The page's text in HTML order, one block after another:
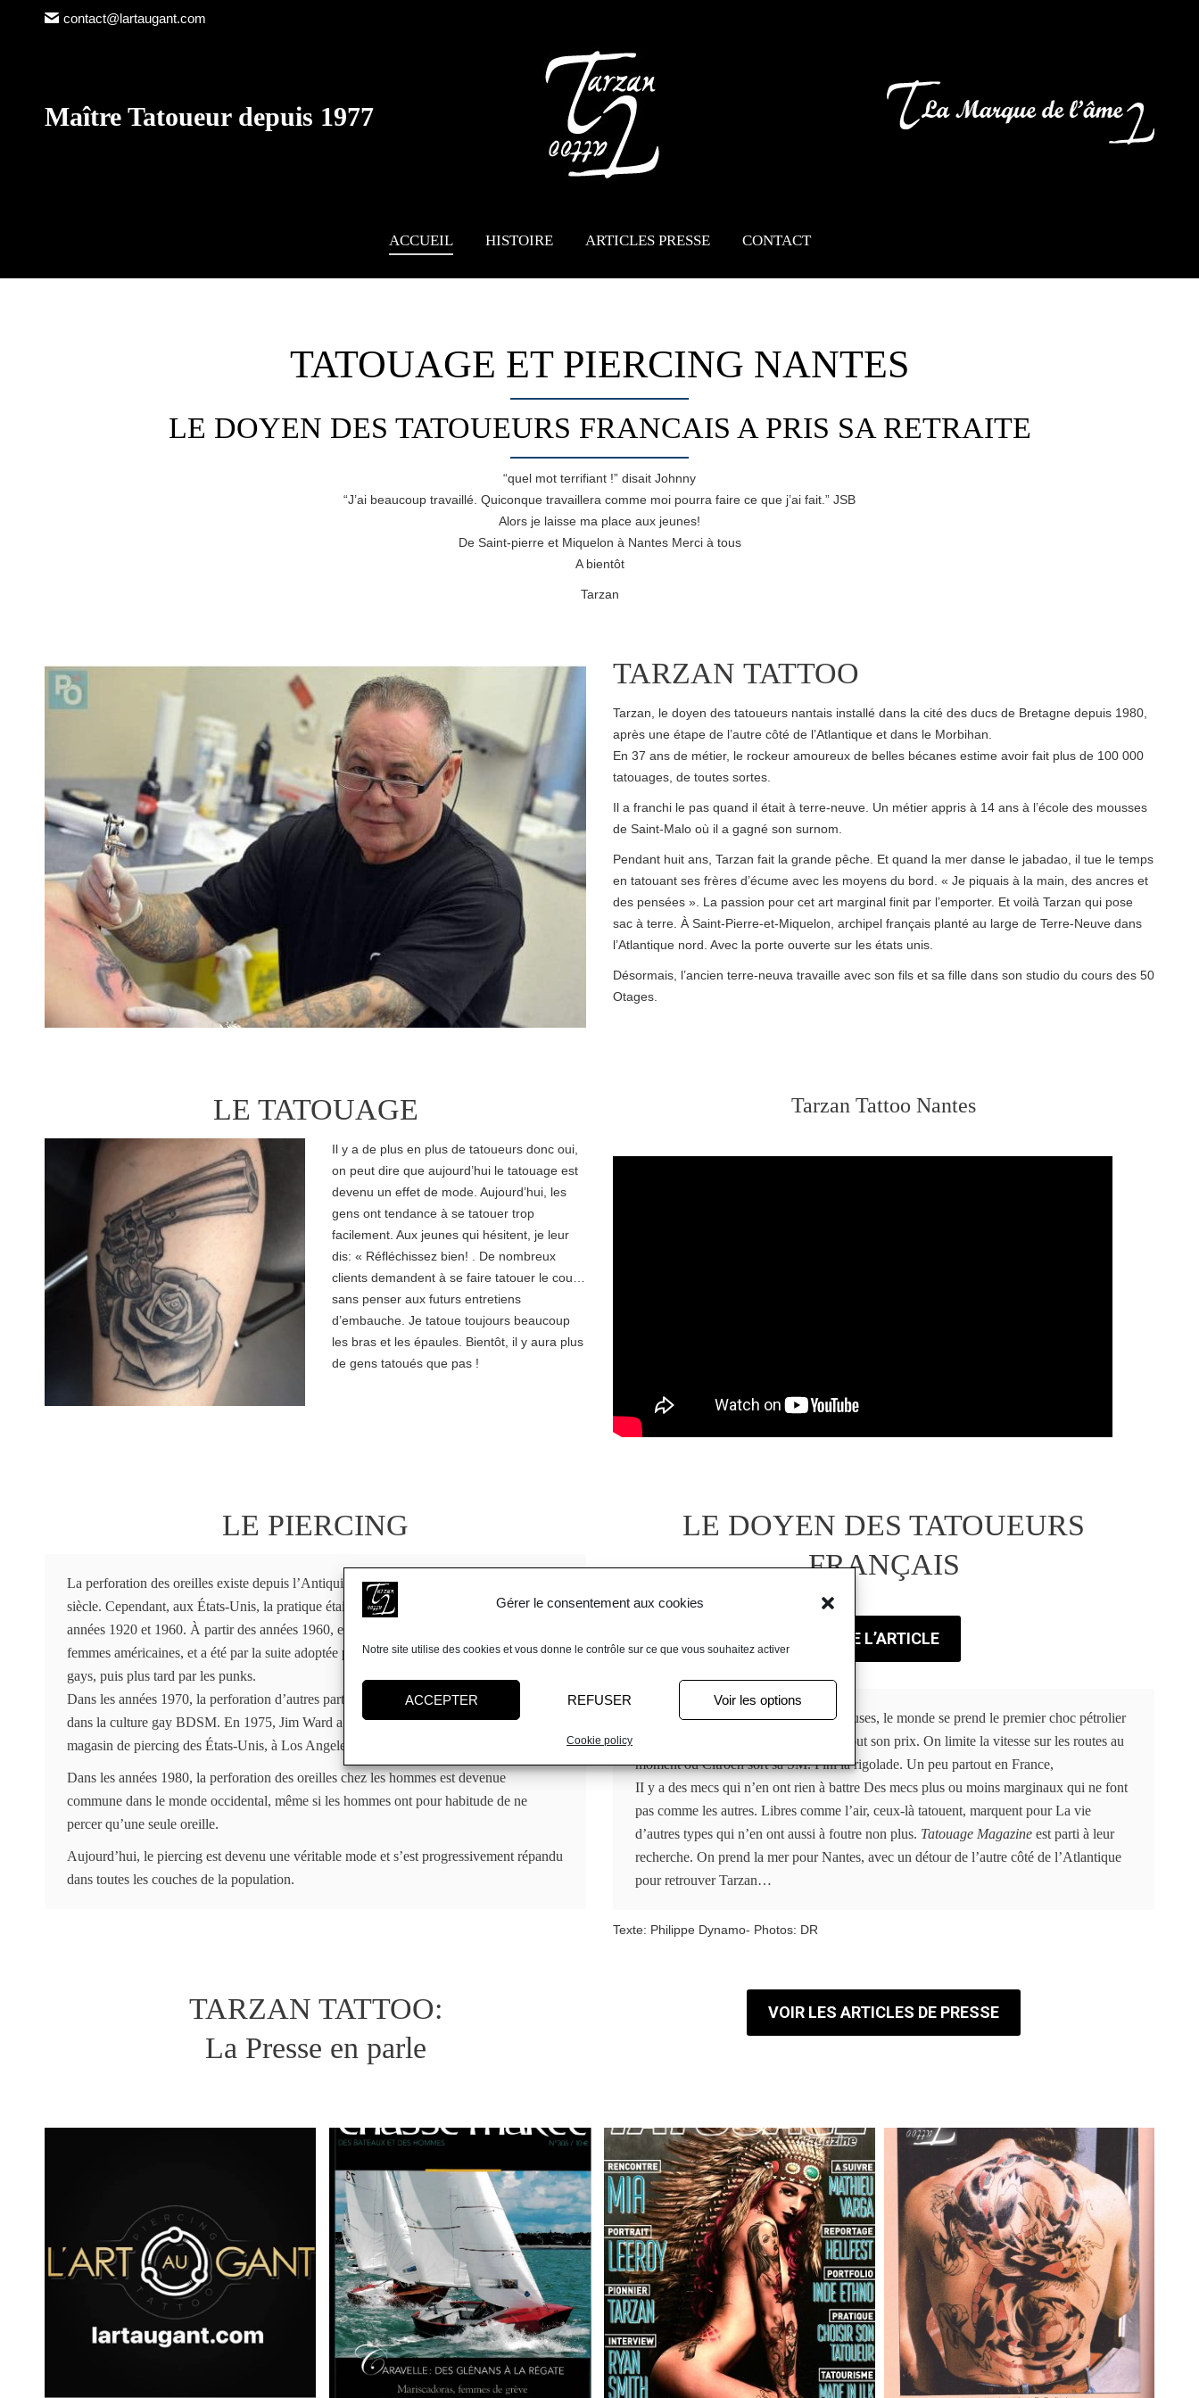
Gérer le consentement aux cookies
Notre site utilise des cookies et vous donne le contrôle sur ce que vous souhaitez activer
ACCEPTER REFUSER Voir les options
Cookie policy
contact@lartaugant.com
Maître Tatoueur depuis 1977
ACCUEIL HISTOIRE ARTICLES PRESSE CONTACT
TATOUAGE ET PIERCING NANTES
LE DOYEN DES TATOUEURS FRANCAIS A PRIS SA RETRAITE
“quel mot terrifiant !” disait Johnny
“J’ai beaucoup travaillé. Quiconque travaillera comme moi pourra faire ce que j’ai fait.” JSB
Alors je laisse ma place aux jeunes!
De Saint-pierre et Miquelon à Nantes Merci à tous
A bientôt
Tarzan
TARZAN TATTOO
Tarzan, le doyen des tatoueurs nantais installé dans la cité des ducs de Bretagne depuis 1980,
après une étape de l’autre côté de l’Atlantique et dans le Morbihan.
En 37 ans de métier, le rockeur amoureux de belles bécanes estime avoir fait plus de 100 000
tatouages, de toutes sortes.
Il a franchi le pas quand il était à terre-neuve. Un métier appris à 14 ans à l’école des mousses
de Saint-Malo où il a gagné son surnom.
Pendant huit ans, Tarzan fait la grande pêche. Et quand la mer danse le jabadao, il tue le temps
en tatouant ses frères d’écume avec les moyens du bord. « Je piquais à la main, des ancres et
des pensées ». La passion pour cet art marginal finit par l’emporter. Et voilà Tarzan qui pose
sac à terre. À Saint-Pierre-et-Miquelon, archipel français planté au large de Terre-Neuve dans
l’Atlantique nord. Avec la porte ouverte sur les états unis.
Désormais, l’ancien terre-neuva travaille avec son fils et sa fille dans son studio du cours des 50
Otages.
LE TATOUAGE
Il y a de plus en plus de tatoueurs donc oui,
on peut dire que aujourd’hui le tatouage est
devenu un effet de mode. Aujourd’hui, les
gens ont tendance à se tatouer trop
facilement. Aux jeunes qui hésitent, je leur
dis: « Réfléchissez bien! . De nombreux
clients demandent à se faire tatouer le cou…
sans penser aux futurs entretiens
d’embauche. Je tatoue toujours beaucoup
les bras et les épaules. Bientôt, il y aura plus
de gens tatoués que pas !
Tarzan Tattoo Nantes
LE PIERCING
La perforation des oreilles existe depuis l’Antiquité. Elle s’est poursuivie durant le xxe
siècle. Cependant, aux États-Unis, la pratique était devenue relativement rare entre les
années 1920 et 1960. À partir des années 1960, elle a regagné du terrain parmi les
femmes américaines, et a été par la suite adoptée par les hippies et les communautés
gays, puis plus tard par les punks.
Dans les années 1970, la perforation d’autres parties du corps a gagné en popularité
dans la culture gay BDSM. En 1975, Jim Ward a ouvert The Gauntlet, le premier
magasin de piercing des États-Unis, à Los Angeles.
Dans les années 1980, la perforation des oreilles chez les hommes est devenue
commune dans le monde occidental, même si les hommes ont pour habitude de ne
percer qu’une seule oreille.
Aujourd’hui, le piercing est devenu une véritable mode et s’est progressivement répandu
dans toutes les couches de la population.
LE DOYEN DES TATOUEURS
FRANÇAIS
LIRE L’ARTICLE
Années 1970. La fin des Trente Glorieuses, le monde se prend le premier choc pétrolier
dans la gueule. Le pétrole flambe, surtout son prix. On limite la vitesse sur les routes au
moment où Citroën sort sa SM. Fini la rigolade. Un peu partout en France,
II y a des mecs qui n’en ont rien à battre Des mecs plus ou moins marginaux qui ne font
pas comme les autres. Libres comme l’air, ceux-là tatouent, marquent pour La vie
d’autres types qui n’en ont aussi à foutre non plus. Tatouage Magazine est parti à leur
recherche. On prend la mer pour Nantes, avec un détour de l’autre côté de l’Atlantique
pour retrouver Tarzan…
Texte: Philippe Dynamo- Photos: DR
TARZAN TATTOO:
La Presse en parle
VOIR LES ARTICLES DE PRESSE